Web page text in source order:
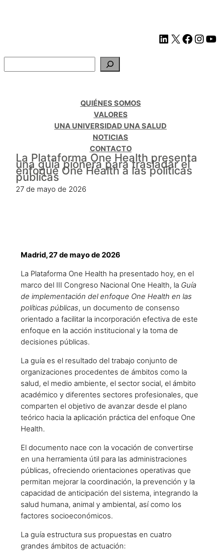
QUIÉNES SOMOS
VALORES
UNA UNIVERSIDAD UNA SALUD
NOTICIAS
CONTACTO
La Plataforma One Health presenta
una guía pionera para trasladar el
enfoque One Health a las políticas
públicas
27 de mayo de 2026
Madrid, 27 de mayo de 2026
La Plataforma One Health ha presentado hoy, en el
marco del III Congreso Nacional One Health, la Guía
de implementación del enfoque One Health en las
políticas públicas, un documento de consenso
orientado a facilitar la incorporación efectiva de este
enfoque en la acción institucional y la toma de
decisiones públicas.
La guía es el resultado del trabajo conjunto de
organizaciones procedentes de ámbitos como la
salud, el medio ambiente, el sector social, el ámbito
académico y diferentes sectores profesionales, que
comparten el objetivo de avanzar desde el plano
teórico hacia la aplicación práctica del enfoque One
Health.
El documento nace con la vocación de convertirse
en una herramienta útil para las administraciones
públicas, ofreciendo orientaciones operativas que
permitan mejorar la coordinación, la prevención y la
capacidad de anticipación del sistema, integrando la
salud humana, animal y ambiental, así como los
factores socioeconómicos.
La guía estructura sus propuestas en cuatro
grandes ámbitos de actuación: